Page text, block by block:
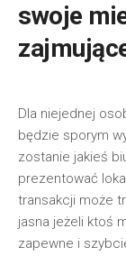
swoje
Dla niejednej
będzie sporym
zostanie jakieś
prezentować
transakcji może
jasna jeżeli ktoś
zapewne i